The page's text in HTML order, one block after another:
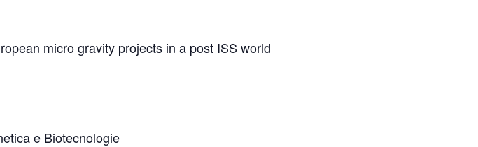
micro gravity projects in a post ISS world
e Biotecnologie